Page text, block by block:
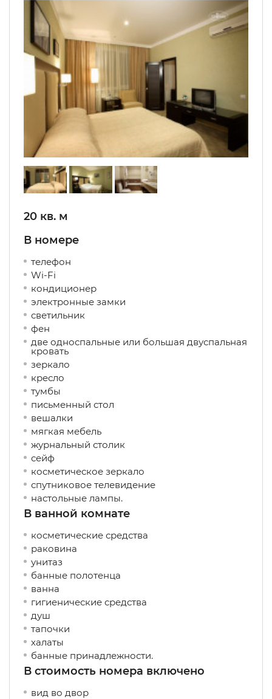
20 кв. м
В номере
телефон
Wi-Fi
кондиционер
электронные замки
светильник
фен
две односпальные или большая двуспальная
кровать
зеркало
кресло
тумбы
письменный стол
вешалки
мягкая мебель
журнальный столик
сейф
косметическое зеркало
спутниковое телевидение
настольные лампы.
В ванной комнате
косметические средства
раковина
унитаз
банные полотенца
ванна
гигиенические средства
душ
тапочки
халаты
банные принадлежности.
В стоимость номера включено
вид во двор